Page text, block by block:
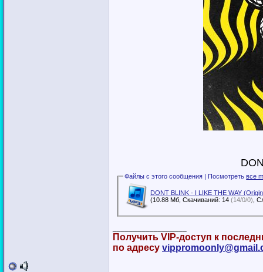
Файлы с этого сообщения | Посмотретьвсе
DONT BLINK - I LIKE THE WAY
(10.88 Мб, Скачиваний: 14(14/0/0)
Получить VIP-доступ к
по адресу